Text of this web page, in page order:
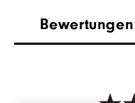
Bewertungen